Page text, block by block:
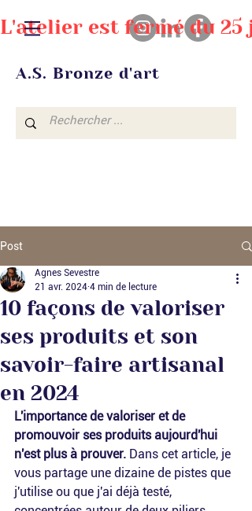
A.S. Bronze d'art
L'atelier est fermé du
Post
10 façons de valoriser
ses produits et son
savoir-faire artisanal
en 2024
Agnes Sevestre
21 avr. 2024 4 min de lecture
L'importance de valoriser et de
promouvoir ses produits aujourd'hui
n'est plus à prouver. Dans cet article, je
vous partage une dizaine de pistes que
j'utilise ou que j'ai déjà testé,